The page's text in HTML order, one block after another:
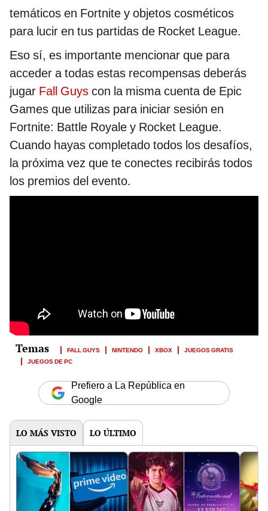
temáticos en Fortnite y objetos cosméticos
para lucir en tus partidas de Rocket League.
Eso sí, es importante mencionar que para
acceder a todas estas recompensas deberás
jugar Fall Guys con la misma cuenta de Epic
Games que utilizas para iniciar sesión en
Fortnite: Battle Royale y Rocket League.
Cuando hayas completado todos los desafíos,
la próxima vez que te conectes recibirás todos
los premios del evento.
FALL GUYS NINTENDO XBOX
JUEGOS GRATIS
JUEGOS DE PC
Prefiero a La República en
Google
LO MÁS VISTO LO ÚLTIMO